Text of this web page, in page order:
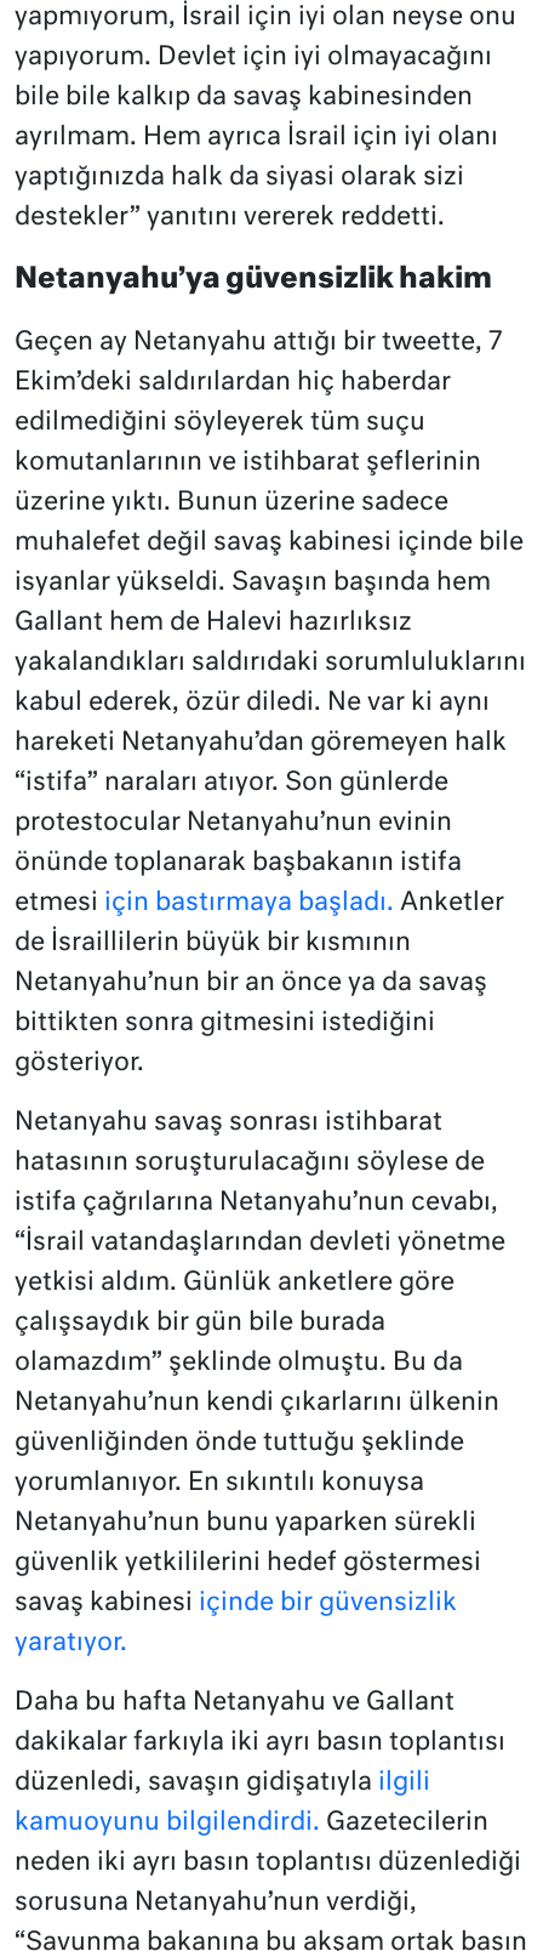
yapmıyorum, İsrail için iyi olan neyse onu
yapıyorum. Devlet için iyi olmayacağını
bile bile kalkıp da savaş kabinesinden
ayrılmam. Hem ayrıca İsrail için iyi olanı
yaptığınızda halk da siyasi olarak sizi
destekler” yanıtını vererek reddetti.
Netanyahu’ya güvensizlik hakim
Geçen ay Netanyahu attığı bir tweette, 7
Ekim’deki saldırılardan hiç haberdar
edilmediğini söyleyerek tüm suçu
komutanlarının ve istihbarat şeflerinin
üzerine yıktı. Bunun üzerine sadece
muhalefet değil savaş kabinesi içinde bile
isyanlar yükseldi. Savaşın başında hem
Gallant hem de Halevi hazırlıksız
yakalandıkları saldırıdaki sorumluluklarını
kabul ederek, özür diledi. Ne var ki aynı
hareketi Netanyahu’dan göremeyen halk
“istifa” naraları atıyor. Son günlerde
protestocular Netanyahu’nun evinin
önünde toplanarak başbakanın istifa
etmesi için bastırmaya başladı. Anketler
de İsraillilerin büyük bir kısmının
Netanyahu’nun bir an önce ya da savaş
bittikten sonra gitmesini istediğini
gösteriyor.
Netanyahu savaş sonrası istihbarat
hatasının soruşturulacağını söylese de
istifa çağrılarına Netanyahu’nun cevabı,
“İsrail vatandaşlarından devleti yönetme
yetkisi aldım. Günlük anketlere göre
çalışsaydık bir gün bile burada
olamazdım” şeklinde olmuştu. Bu da
Netanyahu’nun kendi çıkarlarını ülkenin
güvenliğinden önde tuttuğu şeklinde
yorumlanıyor. En sıkıntılı konuysa
Netanyahu’nun bunu yaparken sürekli
güvenlik yetkililerini hedef göstermesi
savaş kabinesi içinde bir güvensizlik
yaratıyor.
Daha bu hafta Netanyahu ve Gallant
dakikalar farkıyla iki ayrı basın toplantısı
düzenledi, savaşın gidişatıyla ilgili
kamuoyunu bilgilendirdi. Gazetecilerin
neden iki ayrı basın toplantısı düzenlediği
sorusuna Netanyahu’nun verdiği,
“Savunma bakanına bu akşam ortak basın